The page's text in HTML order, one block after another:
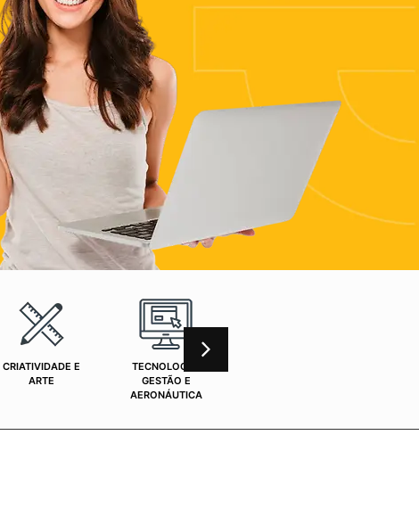
CRIATIVIDADE E
ARTE
TECNOLOGIA,
GESTÃO E
AERONÁUTICA